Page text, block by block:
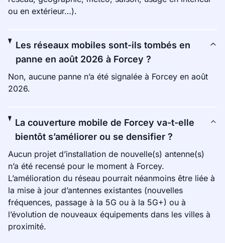
ou en extérieur…).
Les réseaux mobiles sont-ils tombés en
panne en août 2026 à Forcey ?
Non, aucune panne n’a été signalée à Forcey en août
2026.
La couverture mobile de Forcey va-t-elle
bientôt s’améliorer ou se densifier ?
Aucun projet d’installation de nouvelle(s) antenne(s)
n’a été recensé pour le moment à Forcey.
L’amélioration du réseau pourrait néanmoins être liée à
la mise à jour d’antennes existantes (nouvelles
fréquences, passage à la 5G ou à la 5G+) ou à
l’évolution de nouveaux équipements dans les villes à
proximité.